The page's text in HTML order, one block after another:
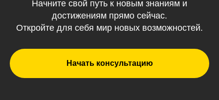
Начните свой путь к новым знаниям и
достижениям прямо сейчас.
Откройте для себя мир новых возможностей.
Начать консультацию